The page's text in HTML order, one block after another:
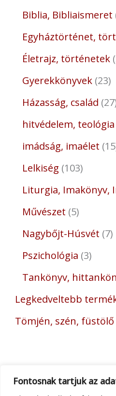
Fontosnak tartjuk az
Biblia, Bibliaismeret
Egyháztörténet,
Életrajz, történetek
Gyerekkönyvek 23
Házasság, család 27
hitvédelem, teológia
imádság, imaélet 15
Lelkiség 103
Liturgia, Imakönyv,
Művészet 5
Nagybőjt-Húsvét 7
Pszichológia 3
Tankönyv,
Legkedveltebb
Tömjén, szén, füstölő